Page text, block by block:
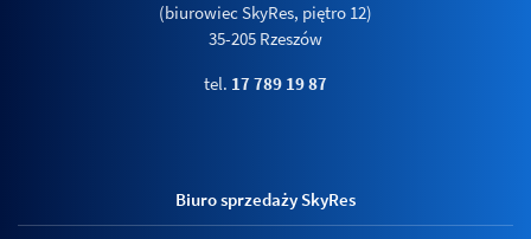
(biurowiec SkyRes, piętro 12)
35-205 Rzeszów
tel. 17 789 19 87
Biuro sprzedaży SkyRes